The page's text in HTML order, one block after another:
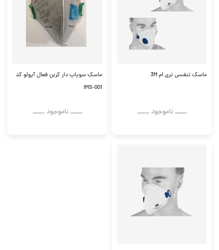
ماسک تنفسی تری ام 3M
ــــــ ناموجود ــــــ
ماسک سوپاپ دار کربن فعال آپولو کد
IMS-001
ــــــ ناموجود ــــــ